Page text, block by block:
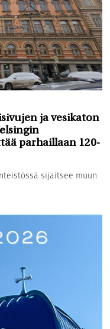
ja vesikaton
parhaillaan 120-
sijaitsee muun